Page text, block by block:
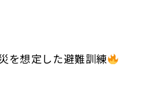
を想定した避難訓練